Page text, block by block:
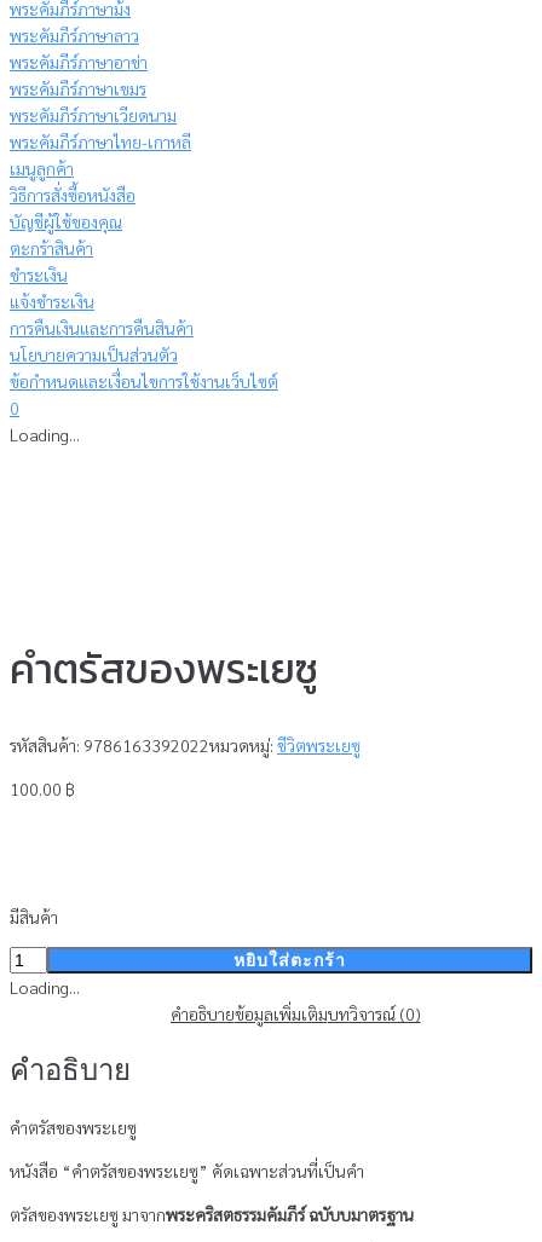
พระคัมภีร์ภาษาม้ง
พระคัมภีร์ภาษาลาว
พระคัมภีร์ภาษาอาข่า
พระคัมภีร์ภาษาเขมร
พระคัมภีร์ภาษาเวียดนาม
พระคัมภีร์ภาษาไทย-เกาหลี
เมนูลูกค้า
วิธีการสั่งซื้อหนังสือ
บัญชีผู้ใช้ของคุณ
ตะกร้าสินค้า
ชำระเงิน
แจ้งชำระเงิน
การคืนเงินและการคืนสินค้า
นโยบายความเป็นส่วนตัว
ข้อกำหนดและเงื่อนไขการใช้งานเว็บไซต์
0
Loading...
คำตรัสของพระเยซู
รหัสสินค้า: 9786163392022หมวดหมู่: ชีวิตพระเยซู
100.00 ฿
มีสินค้า
จำนวน
คำ
พระ
ชิ้น
หยิบใส่ตะกร้า
Loading...
คำอธิบายข้อมูลเพิ่มเติมบทวิจารณ์ (0)
คำอธิบาย
คำตรัสของพระเยซู
หนังสือ “คำตรัสของพระเยซู” คัดเฉพาะส่วนที่เป็นคำ
ตรัสของพระเยซู มาจากพระคริสตธรรมคัมภีร์ ฉบับบมาตรฐาน